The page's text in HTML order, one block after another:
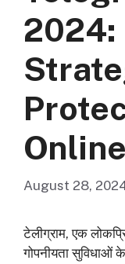
2024:
August 28,
टेलीग्राम, एक
गोपनीयता सुविधाओं